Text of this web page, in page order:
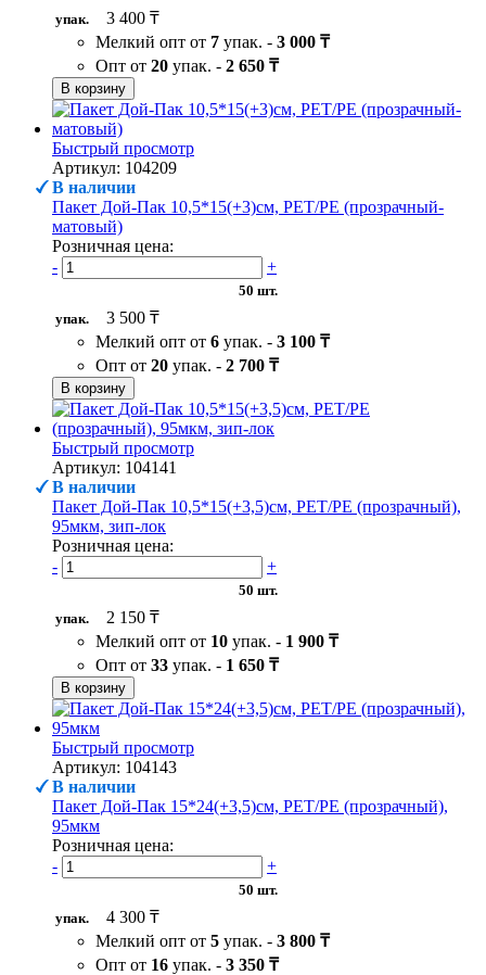
упак.
3 400 ₸
Мелкий опт от 7 упак. - 3 000 ₸
Опт от 20 упак. - 2 650 ₸
В корзину
Быстрый просмотр
Артикул: 104209
В наличии
Пакет Дой-Пак 10,5*15(+3)см, PET/PE (прозрачный-
матовый)
Розничная цена:
-
+
50 шт.
упак.
3 500 ₸
Мелкий опт от 6 упак. - 3 100 ₸
Опт от 20 упак. - 2 700 ₸
В корзину
Быстрый просмотр
Артикул: 104141
В наличии
Пакет Дой-Пак 10,5*15(+3,5)см, PET/PE (прозрачный),
95мкм, зип-лок
Розничная цена:
-
+
50 шт.
упак.
2 150 ₸
Мелкий опт от 10 упак. - 1 900 ₸
Опт от 33 упак. - 1 650 ₸
В корзину
Быстрый просмотр
Артикул: 104143
В наличии
Пакет Дой-Пак 15*24(+3,5)см, PET/PE (прозрачный),
95мкм
Розничная цена:
-
+
50 шт.
упак.
4 300 ₸
Мелкий опт от 5 упак. - 3 800 ₸
Опт от 16 упак. - 3 350 ₸